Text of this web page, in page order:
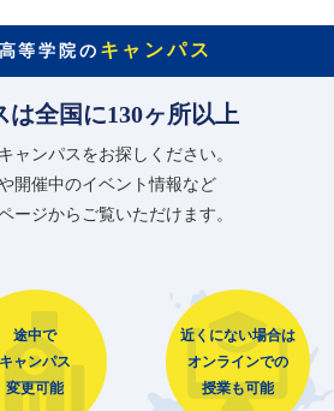
等学院の キャンパス
は全国に130ヶ所以上
ャンパスをお探しください。
開催中のイベント情報など
ージからご覧いただけます。
途中で
キャンパス
変更可能
近くにない場合は
オンラインでの
授業も可能